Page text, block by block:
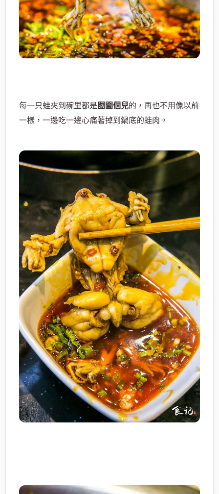
每一只蛙夾到碗里都是 囫圇個兒的，再也不用像以前
一樣，一邊吃一邊心痛著掉到鍋底的蛙肉。